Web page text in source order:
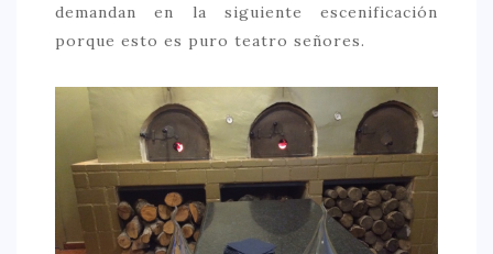
demandan en la siguiente escenificación
porque esto es puro teatro señores.